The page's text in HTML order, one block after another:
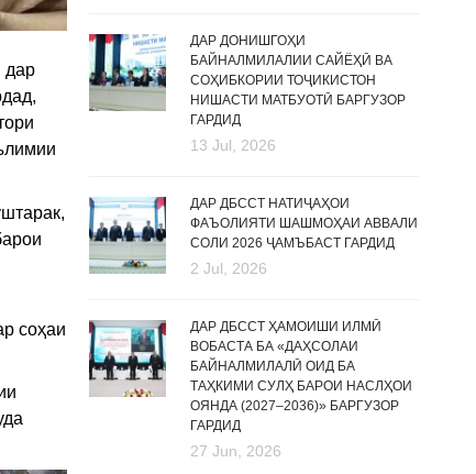
дар
соҳаи
ДАР ДОНИШГОҲИ
БАЙНАЛМИЛАЛИИ САЙЁҲӢ ВА
СОҲИБКОРИИ ТОҶИКИСТОН
НИШАСТИ МАТБУОТӢ БАРГУЗОР
ГАРДИД
13 Jul, 2026
ДАР ДБССТ НАТИҶАҲОИ
ФАЪОЛИЯТИ ШАШМОҲАИ АВВАЛИ
СОЛИ 2026 ҶАМЪБАСТ ГАРДИД
2 Jul, 2026
ДАР ДБССТ ҲАМОИШИ ИЛМӢ
ВОБАСТА БА «ДАҲСОЛАИ
БАЙНАЛМИЛАЛӢ ОИД БА
ТАҲКИМИ СУЛҲ БАРОИ НАСЛҲОИ
ОЯНДА (2027–2036)» БАРГУЗОР
ГАРДИД
27 Jun, 2026